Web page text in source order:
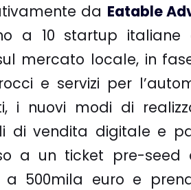
da Eatable
a 10 startup italiane
mercato locale, in
e servizi per
i nuovi modi di
di vendita digitale e
a un ticket pre-seed
500mila euro e